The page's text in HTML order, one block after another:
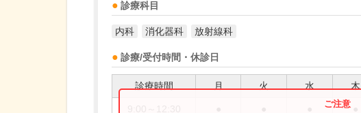
診療科目
内科 消化器科 放射線科
診療/受付時間・休診日
診療時間 月 火 水 木